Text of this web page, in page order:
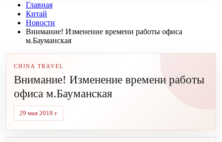
Главная
Китай
Новости
Внимание! Изменение времени работы офиса
м.Бауманская
CHINA TRAVEL
Внимание! Изменение времени работы
офиса м.Бауманская
29 мая 2018 г.